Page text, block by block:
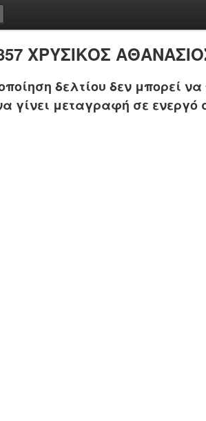
ΧΡΥΣΙΚΟΣ
δελτίου δεν μπορεί
γίνει μεταγραφή σε ενεργό